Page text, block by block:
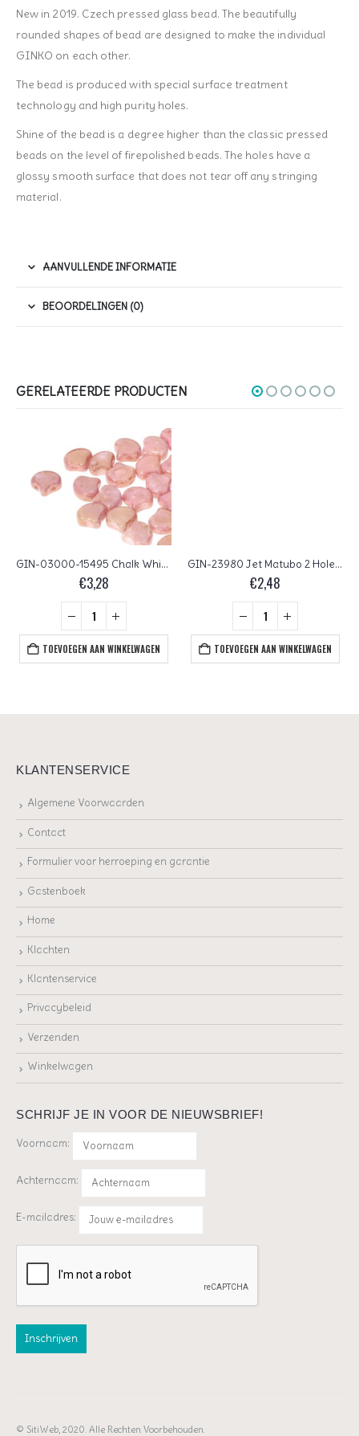
New in 2019. Czech pressed glass bead. The beautifully
rounded shapes of bead are designed to make the individual
GINKO on each other.
The bead is produced with special surface treatment
technology and high purity holes.
Shine of the bead is a degree higher than the classic pressed
beads on the level of firepolished beads. The holes have a
glossy smooth surface that does not tear off any stringing
material.
AANVULLENDE INFORMATIE
BEOORDELINGEN (0)
GERELATEERDE PRODUCTEN
GIN-03000-15495 Chalk White Red Terracotta Matubo 2 Hole Ginko Bead 10 gram
€3,28
TOEVOEGEN AAN WINKELWAGEN
GIN-23980 Jet Matubo 2 Hole Ginko Bead 10 gram
€2,48
TOEVOEGEN AAN WINKELWAGEN
KLANTENSERVICE
Algemene Voorwaarden
Contact
Formulier voor herroeping en garantie
Gastenboek
Home
Klachten
Klantenservice
Privacybeleid
Verzenden
Winkelwagen
SCHRIJF JE IN VOOR DE NIEUWSBRIEF!
Voornaam:
Achternaam:
E-mailadres:
© SitiWeb, 2020. Alle Rechten Voorbehouden.